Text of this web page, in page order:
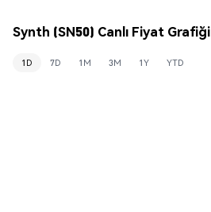
Synth (SN50) Canlı Fiyat Grafiği
1D 7D 1M 3M 1Y YTD